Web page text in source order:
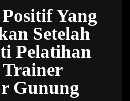
Yang
Setelah
Pelatihan
Trainer
Gunung